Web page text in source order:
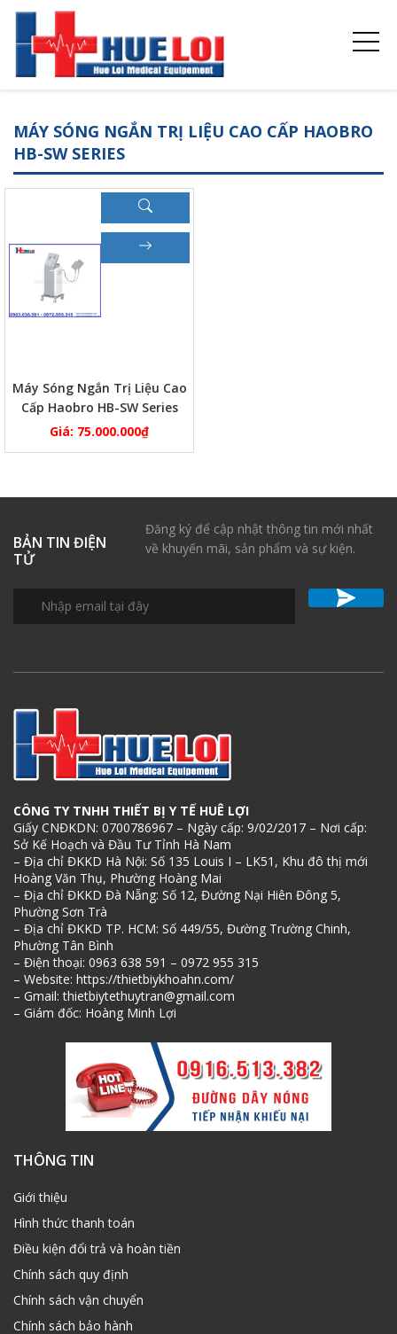
MÁY SÓNG NGẮN TRỊ LIỆU CAO CẤP HAOBRO
HB-SW SERIES
Máy Sóng Ngắn Trị Liệu Cao
Cấp Haobro HB-SW Series
Giá: 75.000.000₫
BẢN TIN ĐIỆN
TỬ
Đăng ký để cập nhật thông tin mới nhất
về khuyến mãi, sản phẩm và sự kiện.
CÔNG TY TNHH THIẾT BỊ Y TẾ HUÊ LỢI
Giấy CNĐKDN: 0700786967 – Ngày cấp: 9/02/2017 – Nơi cấp:
Sở Kế Hoạch và Đầu Tư Tỉnh Hà Nam
– Địa chỉ ĐKKD Hà Nội: Số 135 Louis I – LK51, Khu đô thị mới
Hoàng Văn Thụ, Phường Hoàng Mai
– Địa chỉ ĐKKD Đà Nẵng: Số 12, Đường Nại Hiên Đông 5,
Phường Sơn Trà
– Địa chỉ ĐKKD TP. HCM: Số 449/55, Đường Trường Chinh,
Phường Tân Bình
– Điện thoại: 0963 638 591 – 0972 955 315
– Website: https://thietbiykhoahn.com/
– Gmail: thietbiytethuytran@gmail.com
– Giám đốc: Hoàng Minh Lợi
THÔNG TIN
Giới thiệu
Hình thức thanh toán
Điều kiện đổi trả và hoàn tiền
Chính sách quy định
Chính sách vận chuyển
Chính sách bảo hành